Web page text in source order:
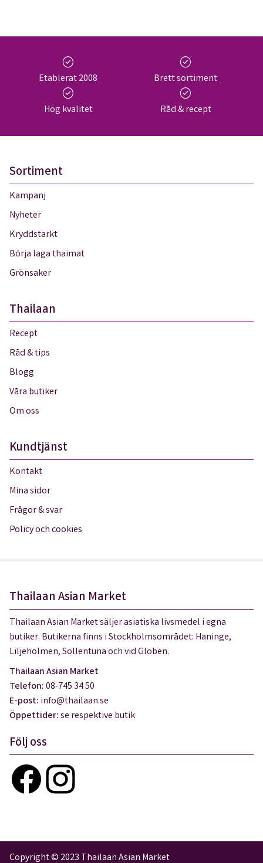
check_circle
Etablerat 2008
check_circle
Brett sortiment
check_circle
Hög kvalitet
check_circle
Råd & recept
Sortiment
Kampanj
Nyheter
Kryddstarkt
Börja laga thaimat
Grönsaker
Thailaan
Recept
Råd & tips
Blogg
Våra butiker
Om oss
Kundtjänst
Kontakt
Mina sidor
Frågor & svar
Policy och cookies
Thailaan Asian Market
Thailaan Asian Market säljer asiatiska livsmedel i egna
butiker. Butikerna finns i Stockholmsområdet: Haninge,
Liljeholmen, Sollentuna och vid Globen.
Thailaan Asian Market
Telefon:08-745 34 50
E-post: info@thailaan.se
Öppettider:se respektive butik
Följ oss
Copyright © 2023 Thailaan Asian Market